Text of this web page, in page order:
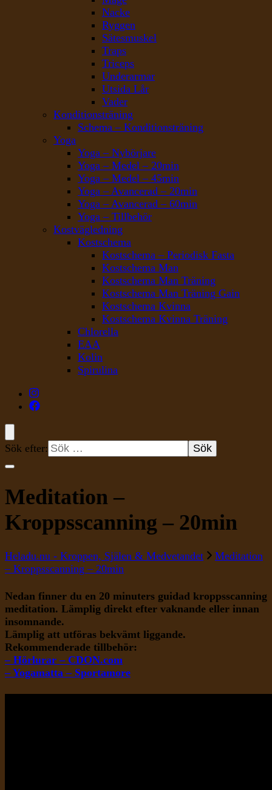
Nacke
Ryggen
Sätesmuskel
Traps
Triceps
Underarmar
Utsida Lår
Vader
Konditionsträning
Schema – Konditionsträning
Yoga
Yoga – Nybörjare
Yoga – Medel – 20min
Yoga – Medel – 45min
Yoga – Avancerad – 20min
Yoga – Avancerad – 60min
Yoga – Tillbehör
Kostvägledning
Kostschema
Kostschema – Periodisk Fasta
Kostschema Man
Kostschema Man Träning
Kostschema Man Träning Gain
Kostschema Kvinna
Kostschema Kvinna Träning
Chlorella
EAA
Kolin
Spirulina
Sök efter:
Meditation –
Kroppsscanning – 20min
Heladu.nu - Kroppen, Själen & Medvetandet
Meditation
– Kroppsscanning – 20min
Nedan finner du en 20 minuters guidad kroppsscanning
meditation. Lämplig direkt efter vaknande eller innan
insomnande.
Lämplig att utföras bekvämt liggande.
Rekommenderade tillbehör:
– Hörlurar – CDON.com
– Yogamatta – Sportamore